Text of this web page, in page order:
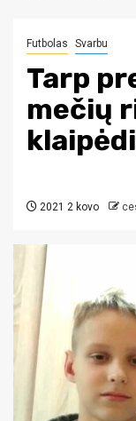
Futbolas Svarbu
Tarp
mečių
2021 2 kovo